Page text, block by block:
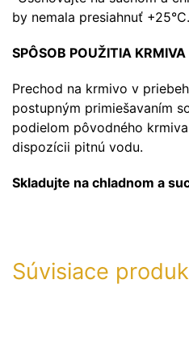
by nemala presiahnuť +25°C.
SPÔSOB POUŽITIA KRMIVA
Prechod na krmivo v
postupným primiešavaním
podielom pôvodného
dispozícii pitnú vodu.
Skladujte na chladnom a
Súvisiace